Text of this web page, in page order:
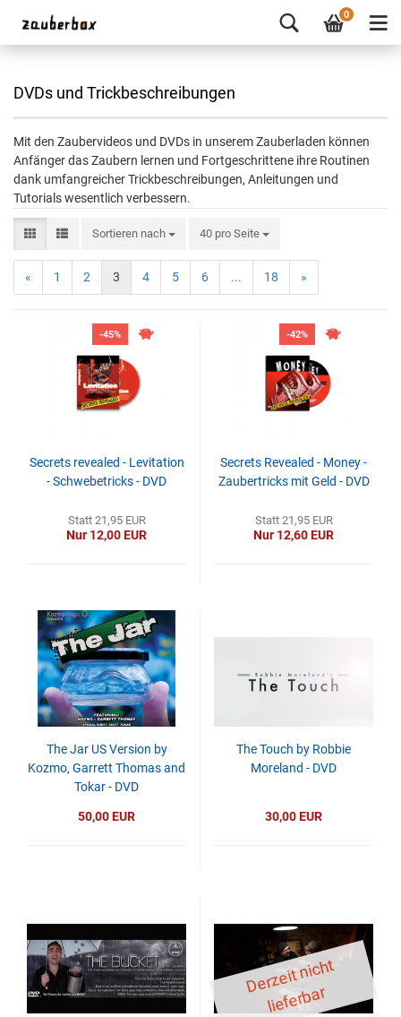
0
DVDs und Trickbeschreibungen
Mit den Zaubervideos und DVDs in unserem Zauberladen können
Anfänger das Zaubern lernen und Fortgeschrittene ihre Routinen
dank umfangreicher Trickbeschreibungen, Anleitungen und
Tutorials wesentlich verbessern.
Sortieren nach 40 pro Seite
« 1 2 3 4 5 6 ... 18 »
-45%
Secrets revealed - Levitation
- Schwebetricks - DVD
Statt 21,95 EUR
Nur 12,00 EUR
-42%
Secrets Revealed - Money -
Zaubertricks mit Geld - DVD
Statt 21,95 EUR
Nur 12,60 EUR
The Jar US Version by
Kozmo, Garrett Thomas and
Tokar - DVD
50,00 EUR
The Touch by Robbie
Moreland - DVD
30,00 EUR
D
er
z
eit
ni
c
ht
li
ef
er
b
ar